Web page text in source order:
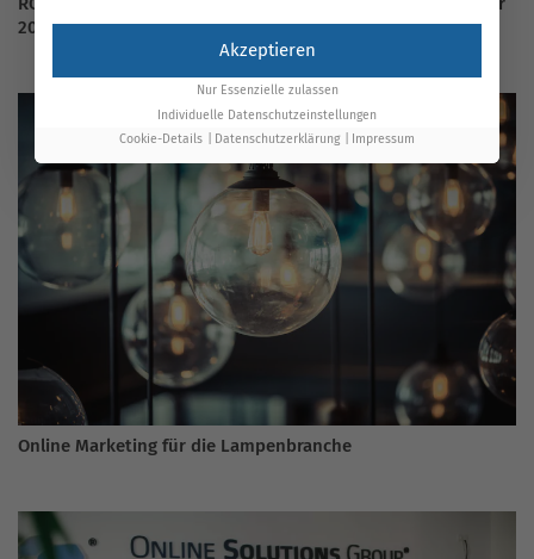
2026
Online Marketing für die Lampenbranche
Akzeptieren
Nur Essenzielle zulassen
Individuelle Datenschutzeinstellungen
Cookie-Details
Datenschutzerklärung Impressum